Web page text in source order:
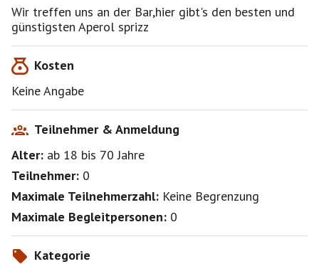
Wir treffen uns an der Bar,hier gibt's den besten und
günstigsten Aperol sprizz
Kosten
Keine Angabe
Teilnehmer & Anmeldung
Alter: ab 18 bis 70Jahre
Teilnehmer: 0
Maximale Teilnehmerzahl: Keine Begrenzung
Maximale Begleitpersonen: 0
Kategorie